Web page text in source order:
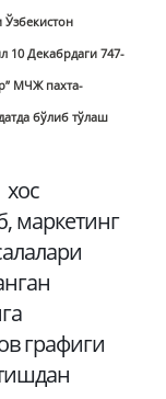
10 Декабрдаги 747-
МЧЖ пахта-
бўлиб тўлаш
маркетинг
графиги